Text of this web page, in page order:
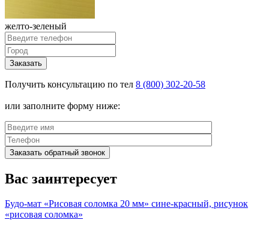
желто-зеленый
Заказать
Получить консультацию по тел 8 (800) 302-20-58
или заполните форму ниже:
Заказать обратный звонок
Вас заинтересует
Будо-мат «Рисовая соломка 20 мм» сине-красный, рисунок
«рисовая соломка»